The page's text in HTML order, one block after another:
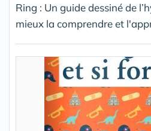
Ring : Un guide dessiné de
mieux la comprendre et